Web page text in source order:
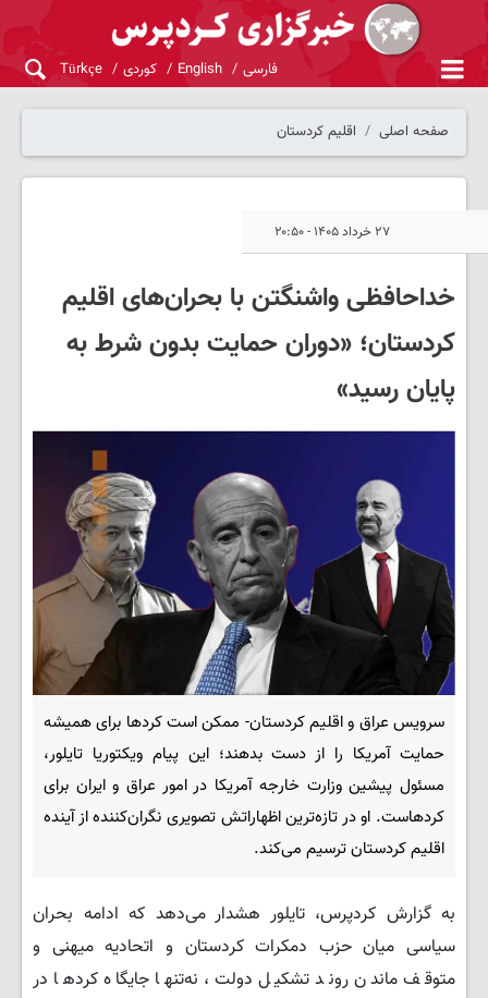
فارسی English کوردی Türkçe
صفحه اصلی اقلیم کردستان
۲۷ خرداد ۱۴۰۵ - ۲۰:۵۰
خداحافظی واشنگتن با بحران‌های اقلیم
کردستان؛ «دوران حمایت بدون شرط به
پایان رسید»
سرویس عراق و اقلیم کردستان- ممکن است کردها برای همیشه
حمایت آمریکا را از دست بدهند؛ این پیام ویکتوریا تایلور،
مسئول پیشین وزارت خارجه آمریکا در امور عراق و ایران برای
کردهاست. او در تازه‌ترین اظهاراتش تصویری نگران‌کننده از آینده
اقلیم کردستان ترسیم می‌کند.
به گزارش کردپرس، تایلور هشدار می‌دهد که ادامه بحران
سیاسی میان حزب دمکرات کردستان و اتحادیه میهنی و
متوقف ماندن روند تشکیل دولت، نه‌تنها جایگاه کردها در